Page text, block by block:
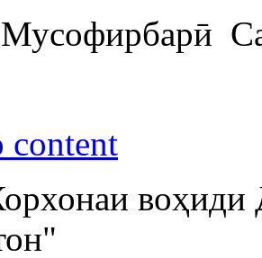
Мусофирбарӣ
content
воҳиди